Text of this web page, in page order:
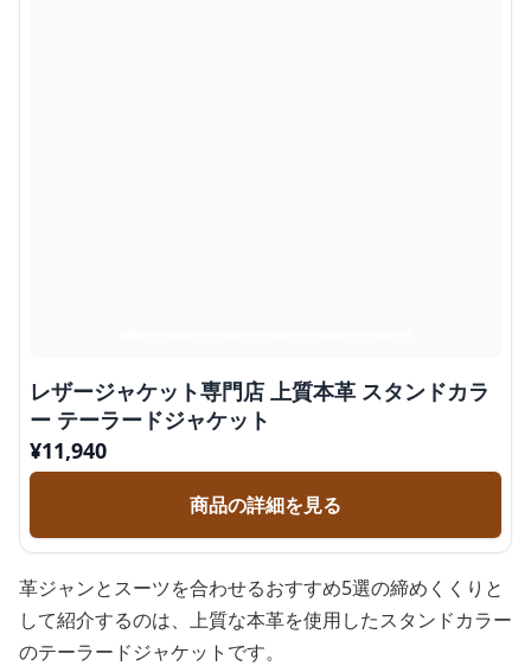
レザージャケット専門店 上質本革 スタンドカラ
ー テーラードジャケット
¥11,940
商品の詳細を見る
革ジャンとスーツを合わせるおすすめ5選の締めくくりと
して紹介するのは、上質な本革を使用したスタンドカラー
のテーラードジャケットです。